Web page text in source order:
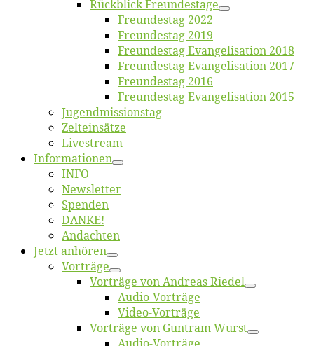
Rück­blick Freundestage
Freun­des­tag 2022
Freun­des­tag 2019
Freun­des­tag Evan­ge­li­sa­ti­on 2018
Freun­des­tag Evan­ge­li­sa­ti­on 2017
Freun­des­tag 2016
Freun­des­tag Evan­ge­li­sa­ti­on 2015
Jugend­mis­sions­tag
Zelt­ein­sät­ze
Live­stream
Informatio­nen
INFO
News­let­ter
Spen­den
DANKE!
An­dach­ten
Jetzt an­hö­ren
Vor­trä­ge
Vor­trä­ge von An­dre­as Riedel
Au­dio-Vor­trä­ge
Vi­deo-Vor­trä­ge
Vor­trä­ge von Gun­tram Wurst